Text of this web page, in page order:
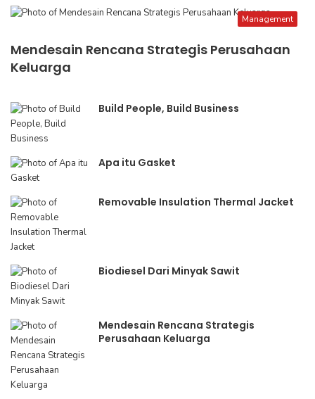
Management
Mendesain Rencana Strategis Perusahaan
Keluarga
Build People, Build Business
Apa itu Gasket
Removable Insulation Thermal Jacket
Biodiesel Dari Minyak Sawit
Mendesain Rencana Strategis
Perusahaan Keluarga